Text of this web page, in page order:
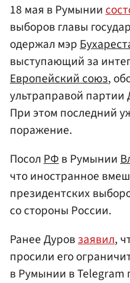
18 мая в Румынии
выборов главы
одержал мэр
выступающий за
Европейский союз,
ультраправой
При этом последний
поражение.
ПосолРФв Румынии
что иностранное
президентских
со стороны России.
Ранее Дуровзаявил,
просили его
в Румынии в